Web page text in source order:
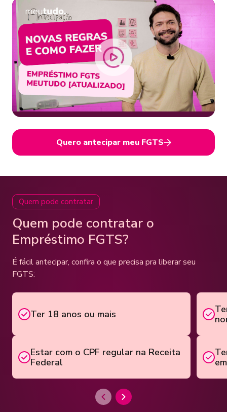
Quero antecipar meu FGTS
Quem pode contratar
Quem pode contratar o
Empréstimo FGTS?
É fácil antecipar, confira o que precisa pra liberar seu
FGTS:
Ter 18 anos ou mais
Estar com o CPF regular na Receita
Federal